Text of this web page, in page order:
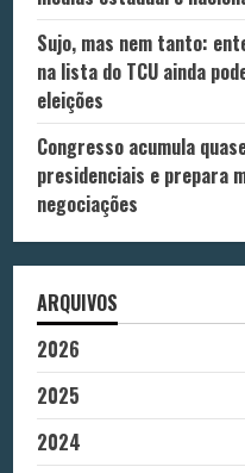
Sujo, mas nem tanto:
na lista do TCU ainda
eleições
Congresso acumula
presidenciais e prepara
negociações
ARQUIVOS
2026
2025
2024